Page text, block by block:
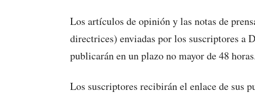
Los artículos de opinión y las notas de
directrices) enviadas por los suscriptores a
publicarán en un plazo no mayor de 48
Los suscriptores recibirán el enlace de sus